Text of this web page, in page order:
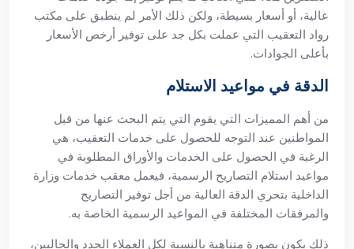
عالية، أو أسعار بسيطة، ولكن ذلك الأمر لم ينطبق على مكتب
رواد التعقيب التي عملت بكل جد على توفير أرخص الأسعار
بأعلى الجوادات.
الدقة في مواعيد الاستلام
من أهم المميزات التي يقوم التي يتم البحث عنها من قبل
المواطنين عند التوجه للحصول على خدمات التعقيب، هي
الرغبة في الحصول على الخدمات والأوراق المطلوبة في
مواعيد استلام التصاريح الرسمية، فيعمل معقب خدمات وزارة
الداخلية بتحري الدقة العالية من أجل توفير التصاريح
والمرفقات المختلفة في المواعيد الرسمية الخاصة به.
ذلك يكون بصورة متناهية بالنسبة لكل العملاء الجدد والحاليين،